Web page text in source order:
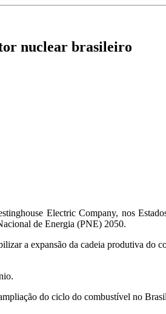
nuclear brasileiro
Electric Company, nos
de Energia (PNE) 2050.
a expansão da cadeia produtiva do
do ciclo do combustível no